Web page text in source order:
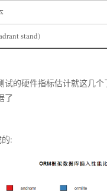
stand)
试的硬件指标估计就这几
了
: